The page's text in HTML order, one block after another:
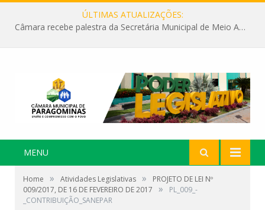
ÚLTIMAS ATUALIZAÇÕES:
Câmara recebe palestra da Secretária Municipal de Meio Ambiente sobre as ações da “SEMANA DO MEIO AMBIENTE”
MENU
Home » Atividades Legislativas »
PROJETO DE LEI Nº
009/2017, DE 16 DE FEVEREIRO DE 2017
»
PL_009_-
_CONTRIBUIÇÃO_SANEPAR